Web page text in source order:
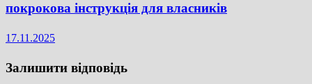
покрокова інструкція для власників
17.11.2025
Залишити відповідь